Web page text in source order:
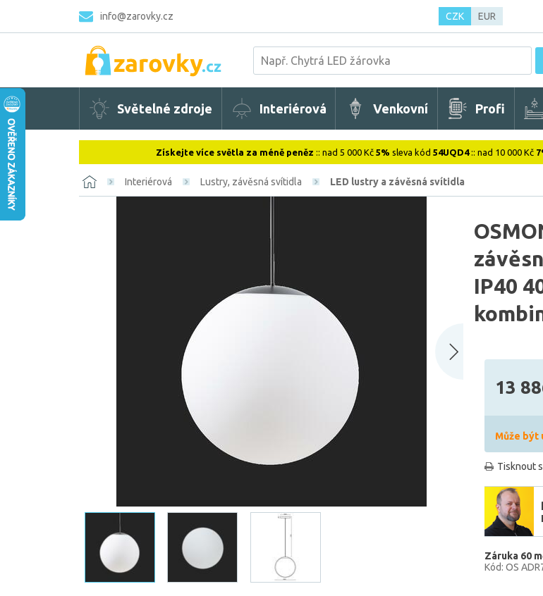
info@zarovky.cz CZK EUR
Světelné zdroje Interiérová Venkovní Profi
Získejte více světla za méně peněz :: nad 5 000 Kč 5% sleva kód 54UQD4:: nad 10 000 Kč
Interiérová Lustry, závěsná svítidla LED lustry a závěsná svítidla
IP40
13
Může být
Tisknout
Záruka 60
Kód: OS